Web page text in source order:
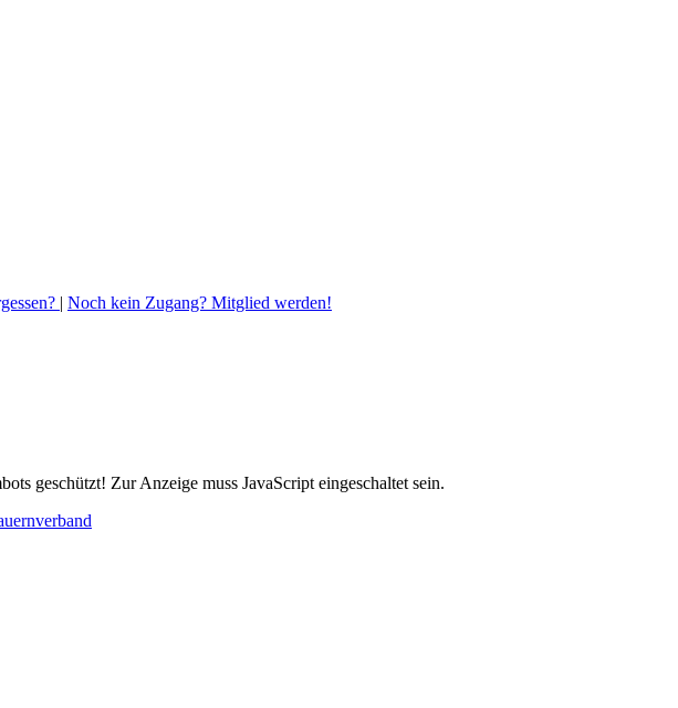
| Noch kein Zugang? Mitglied werden!
geschützt! Zur Anzeige muss JavaScript eingeschaltet sein.